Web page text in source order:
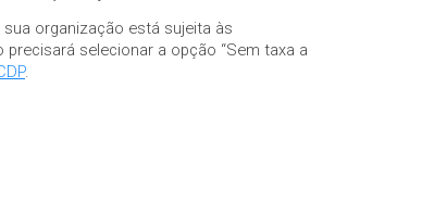
organização está sujeita às
selecionar a opção “Sem taxa a
.